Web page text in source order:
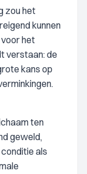
zou het
kunnen
het
verstaan: de
kans op
ten
geweld,
als